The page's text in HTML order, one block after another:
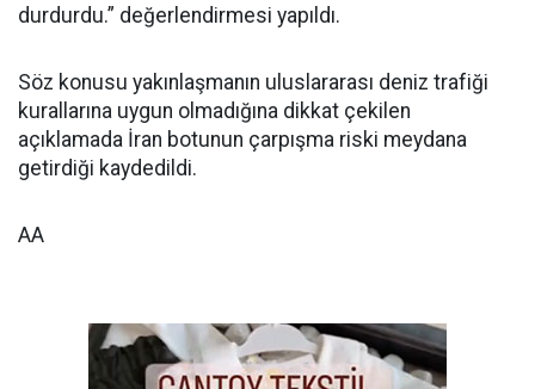
durdurdu.” değerlendirmesi yapıldı.
Söz konusu yakınlaşmanın uluslararası deniz trafiği
kurallarına uygun olmadığına dikkat çekilen
açıklamada İran botunun çarpışma riski meydana
getirdiği kaydedildi.
AA